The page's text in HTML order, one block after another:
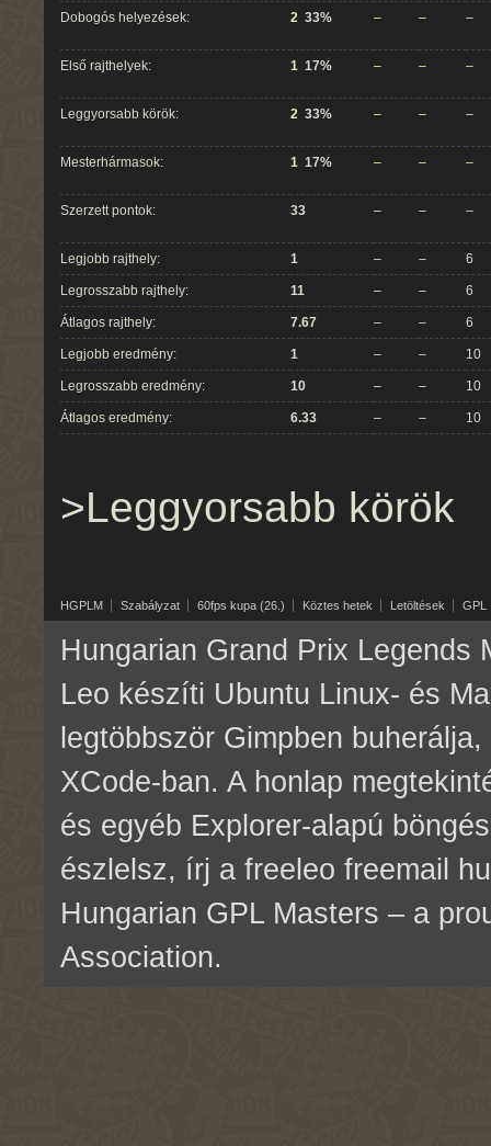
Dobogós helyezések: 2 33% – – –
Első rajthelyek: 1 17% – – –
Leggyorsabb körök: 2 33% – – –
Mesterhármasok: 1 17% – – –
Szerzett pontok: 33 – – –
Legjobb rajthely: 1 – – 6
Legrosszabb rajthely: 11 – – 6
Átlagos rajthely: 7.67 – – 6
Legjobb eredmény: 1 – – 10
Legrosszabb eredmény: 10 – – 10
Átlagos eredmény: 6.33 – – 10
>Leggyorsabb körök
HGPLM Szabályzat 60fps kupa (26.) Köztes hetek Letöltések GPL
Hungarian Grand Prix Legends
Leo készíti Ubuntu Linux- és
legtöbbször Gimpben
XCode-ban. A honlap
és egyéb Explorer-alapú
észlelsz, írj a freeleo freemail
Hungarian GPL Masters – a
Association.